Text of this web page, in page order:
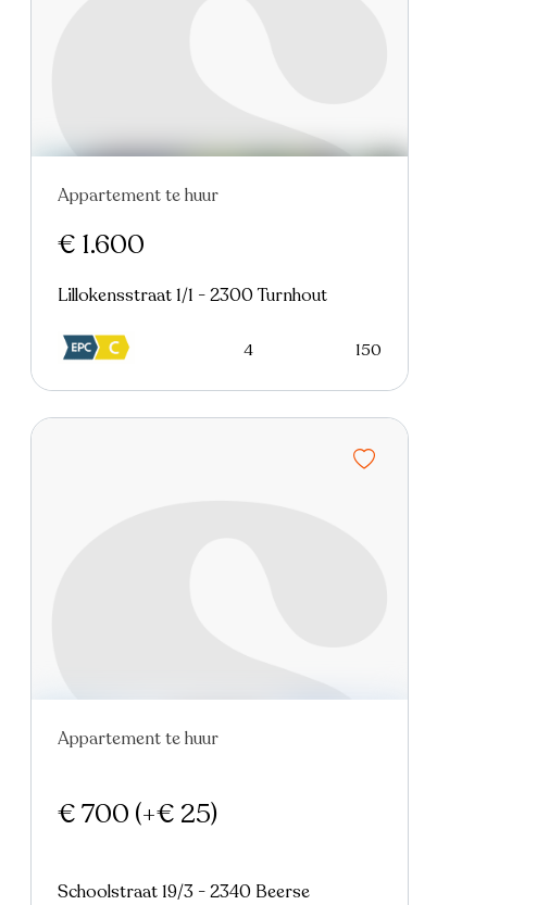
Appartement te huur
€ 1.600
Lillokensstraat 1/1 - 2300 Turnhout
4 150
Appartement te huur
€ 700 (+€ 25)
Schoolstraat 19/3 - 2340 Beerse